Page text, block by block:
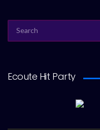
FOR:
Ecoute Hit Party